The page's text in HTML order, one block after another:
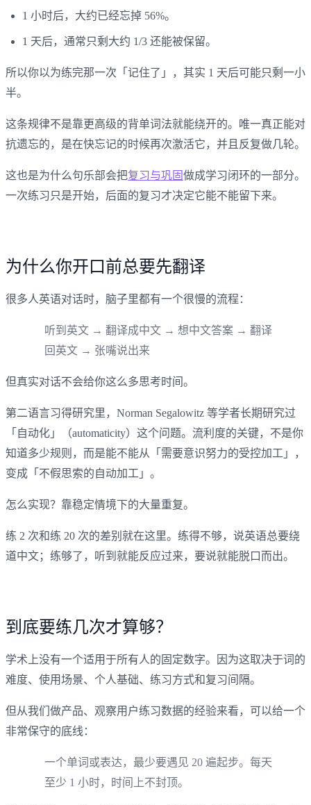
1 小时后，大约已经忘掉 56%。
1 天后，通常只剩大约 1/3 还能被保留。
所以你以为练完那一次「记住了」，其实 1 天后可能只剩一小
半。
这条规律不是靠更高级的背单词法就能绕开的。唯一真正能对
抗遗忘的，是在快忘记的时候再次激活它，并且反复做几轮。
这也是为什么句乐部会把复习与巩固做成学习闭环的一部分。
一次练习只是开始，后面的复习才决定它能不能留下来。
为什么你开口前总要先翻译
很多人英语对话时，脑子里都有一个很慢的流程：
听到英文 → 翻译成中文 → 想中文答案 → 翻译
回英文 → 张嘴说出来
但真实对话不会给你这么多思考时间。
第二语言习得研究里，Norman Segalowitz 等学者长期研究过
「自动化」（automaticity）这个问题。流利度的关键，不是你
知道多少规则，而是能不能从「需要意识努力的受控加工」，
变成「不假思索的自动加工」。
怎么实现？靠稳定情境下的大量重复。
练 2 次和练 20 次的差别就在这里。练得不够，说英语总要绕
道中文；练够了，听到就能反应过来，要说就能脱口而出。
到底要练几次才算够？
学术上没有一个适用于所有人的固定数字。因为这取决于词的
难度、使用场景、个人基础、练习方式和复习间隔。
但从我们做产品、观察用户练习数据的经验来看，可以给一个
非常保守的底线：
一个单词或表达，最少要遇见 20 遍起步。每天
至少 1 小时，时间上不封顶。